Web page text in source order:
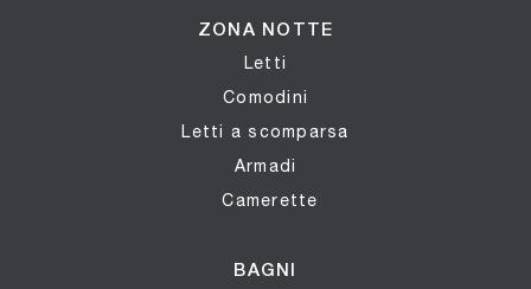
ZONA NOTTE
Letti
Comodini
Letti a scomparsa
Armadi
Camerette
BAGNI